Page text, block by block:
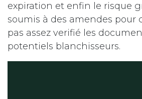
expiration et enfin le risque
soumis à des amendes pour
pas assez verifié les
potentiels blanchisseurs.